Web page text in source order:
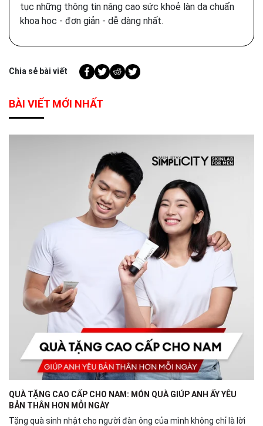
tục những thông tin nâng cao sức khoẻ làn da chuẩn
khoa học - đơn giản - dễ dàng nhất.
Chia sẻ bài viết
BÀI VIẾT MỚI NHẤT
QUÀ TẶNG CAO CẤP CHO NAM: MÓN QUÀ GIÚP ANH ẤY YÊU
BẢN THÂN HƠN MỖI NGÀY
Tặng quà sinh nhật cho người đàn ông của mình không chỉ là lời